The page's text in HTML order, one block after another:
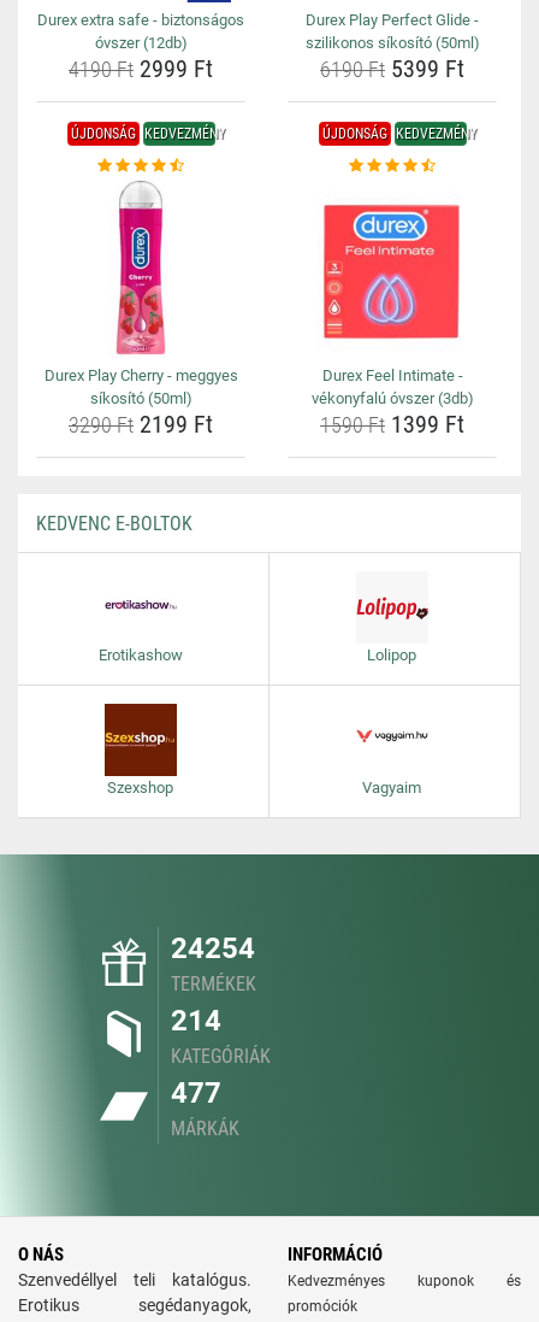
Durex extra safe - biztonságos
óvszer (12db)
4190 Ft 2999 Ft
Durex Play Perfect Glide -
szilikonos síkosító (50ml)
6190 Ft 5399 Ft
ÚJDONSÁG KEDVEZMÉNY
Durex Play Cherry - meggyes
síkosító (50ml)
3290 Ft 2199 Ft
ÚJDONSÁG KEDVEZMÉNY
Durex Feel Intimate -
vékonyfalú óvszer (3db)
1590 Ft 1399 Ft
KEDVENC E-BOLTOK
Erotikashow Lolipop
Szexshop Vagyaim
24254
TERMÉKEK
214
KATEGÓRIÁK
477
MÁRKÁK
O NÁS
Szenvedéllyel teli katalógus.
Erotikus segédanyagok,
INFORMÁCIÓ
Kedvezményes kuponok és
promóciók